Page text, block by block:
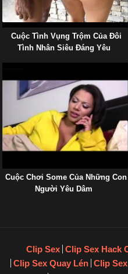
Cuộc Tình Vụng Trộm Của Đôi
Tình Nhân Siêu Đáng Yêu
Cuộc Chơi Some Của Những Con
Người Yêu Dâm
Clip Sex Clip Sex Hack
Clip Sex Quay Lén Clip